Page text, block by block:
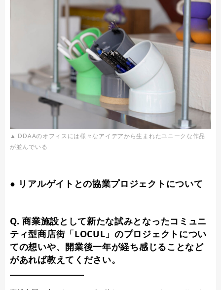
▲ DDAAのオフィスには様々なアイデアから生まれたユニークな作品
が並んでいる
● リアルゲイトとの協業プロジェクトについて
Q. 商業施設として新たな試みとなったコミュニ
ティ型商店街「LOCUL」のプロジェクトについ
ての想いや、開業後一年が経ち感じることなど
があれば教えてください。